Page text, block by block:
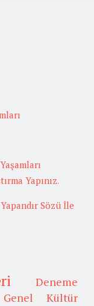
Yapınız.
Sözü İle
Deneme
Genel Kültür